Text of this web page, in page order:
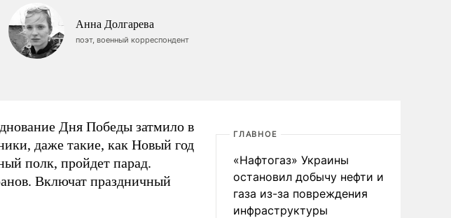
Анна Долгарева
поэт, военный корреспондент
Дня Победы затмило в
даже такие, как Новый год
полк, пройдет парад.
Включат праздничный
ГЛАВНОЕ
«Нафтогаз» Украины
остановил добычу нефти и
газа из-за повреждения
инфраструктуры